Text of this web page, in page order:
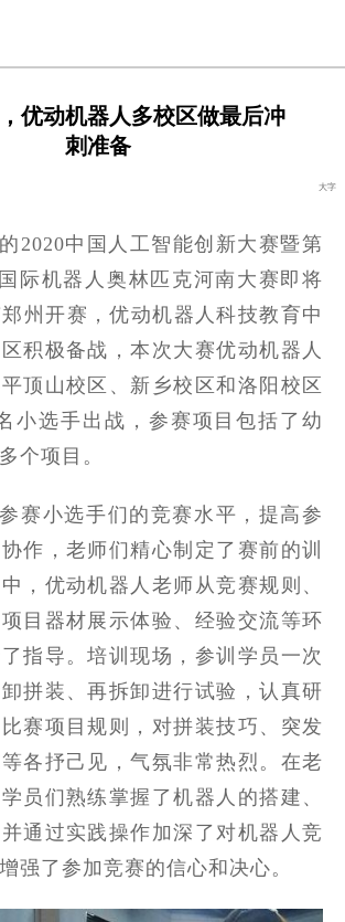
优动机器人多校区做最后冲
刺准备
大字
2020中国人工智能创新大赛暨第
际机器人奥林匹克河南大赛即将
州开赛，优动机器人科技教育中
积极备战，本次大赛优动机器人
顶山校区、新乡校区和洛阳校区
小选手出战，参赛项目包括了幼
个项目。
赛小选手们的竞赛水平，提高参
作，老师们精心制定了赛前的训
，优动机器人老师从竞赛规则、
目器材展示体验、经验交流等环
指导。培训现场，参训学员一次
拼装、再拆卸进行试验，认真研
赛项目规则，对拼装技巧、突发
各抒己见，气氛非常热烈。在老
员们熟练掌握了机器人的搭建、
通过实践操作加深了对机器人竞
强了参加竞赛的信心和决心。